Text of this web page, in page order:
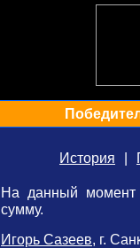
История |
На данный момент
сумму.
Игорь Сазеев, г.